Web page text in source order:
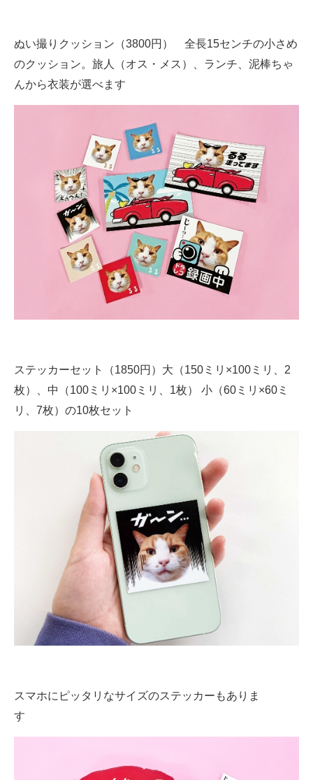
ぬい撮りクッション（3800円） 全長15センチの小さめ
のクッション。旅人（オス・メス）、ランチ、泥棒ちゃ
んから衣装が選べます
ステッカーセット（1850円）大（150ミリ×100ミリ、2
枚）、中（100ミリ×100ミリ、1枚） 小（60ミリ×60ミ
リ、7枚）の10枚セット
スマホにピッタリなサイズのステッカーもありま
す